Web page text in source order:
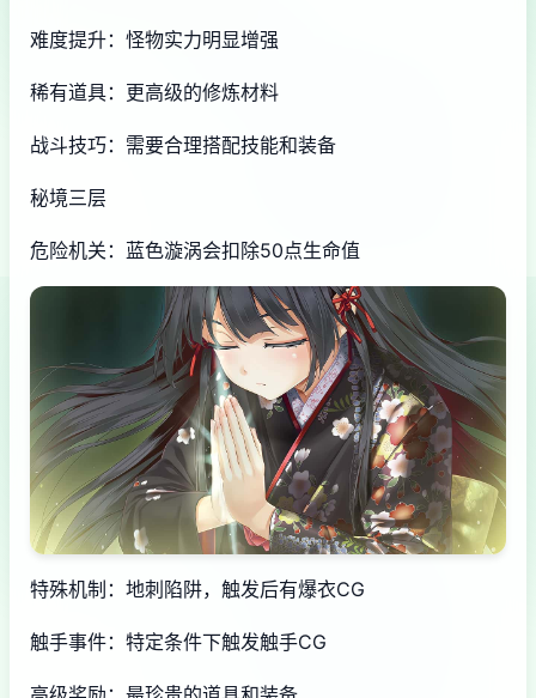
难度提升：怪物实力明显增强
稀有道具：更高级的修炼材料
战斗技巧：需要合理搭配技能和装备
秘境三层
危险机关：蓝色漩涡会扣除50点生命值
特殊机制：地刺陷阱，触发后有爆衣CG
触手事件：特定条件下触发触手CG